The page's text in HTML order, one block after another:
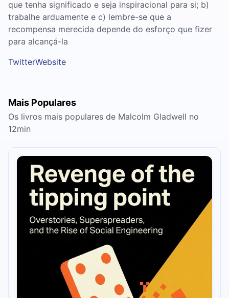
que tenha significado e seja inspiracional para si; b)
trabalhe arduamente e c) lembre-se que a
recompensa merecida depende do esforço que fizer
para alcançá-la
TwitterWebsite
Mais Populares
Os livros mais populares de Malcolm Gladwell no
12min